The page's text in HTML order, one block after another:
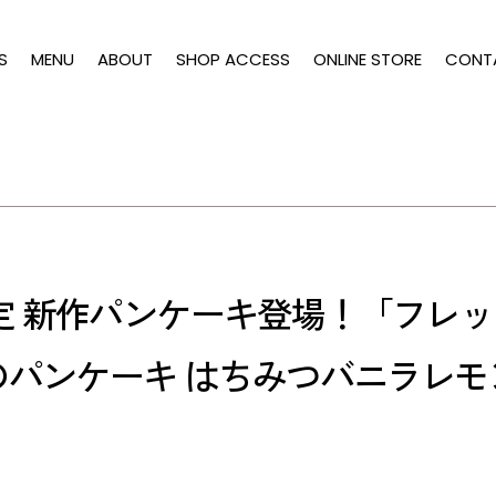
MENU ABOUT SHOP ACCESS ONLINE STORE
新作パンケーキ登場！「フレ
ンケーキ はちみつバニラレ